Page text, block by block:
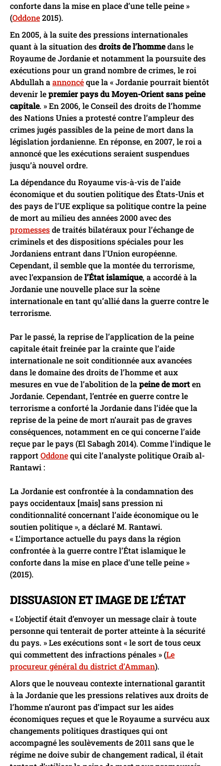
conforte dans la mise en place d’une telle peine »
(Oddone2015).
En 2005, à la suite des pressions internationales
quant à la situation desdroits de l’hommedans le
Royaume de Jordanie et notamment la poursuite des
exécutions pour un grand nombre de crimes, le roi
Abdullah aannoncéque la « Jordanie pourrait bientôt
devenir lepremier pays du Moyen-Orient sans peine
capitale. » En 2006, le Conseil des droits de l’homme
des Nations Unies a protesté contre l’ampleur des
crimes jugés passibles de la peine de mort dans la
législation jordanienne. En réponse, en 2007, le roi a
annoncé que les exécutions seraient suspendues
jusqu’à nouvel ordre.
La dépendance du Royaume vis-à-vis de l’aide
économique et du soutien politique des États-Unis et
des pays de l’UE explique sa politique contre la peine
de mort au milieu des années 2000 avec des
promessesde traités bilatéraux pour l’échange de
criminels et des dispositions spéciales pour les
Jordaniens entrant dans l’Union européenne.
Cependant, il semble que la montée du terrorisme,
avec l’expansion del’État islamique, a accordé à la
Jordanie une nouvelle place sur la scène
internationale en tant qu’allié dans la guerre contre le
terrorisme.
Par le passé, la reprise de l’application de la peine
capitale était freinée par la crainte que l’aide
internationale ne soit conditionnée aux avancées
dans le domaine des droits de l’homme et aux
mesures en vue de l’abolition de lapeine de morten
Jordanie. Cependant, l’entrée en guerre contre le
terrorisme a conforté la Jordanie dans l’idée que la
reprise de la peine de mort n’aurait pas de graves
conséquences, notamment en ce qui concerne l’aide
reçue par le pays (El Sabagh 2014). Comme l’indique le
rapportOddonequi cite l’analyste politique Oraib al-
Rantawi :
La Jordanie est confrontée à la condamnation des
pays occidentaux [mais] sans pression ni
conditionnalité concernant l’aide économique ou le
soutien politique », a déclaré M. Rantawi.
« L’importance actuelle du pays dans la région
confrontée à la guerre contre l’État islamique le
conforte dans la mise en place d’une telle peine »
(2015).
DISSUASION ET IMAGE DE L’ÉTAT
« L’objectif était d’envoyer un message clair à toute
personne qui tenterait de porter atteinte à la sécurité
du pays. » Les exécutions sont « le sort de tous ceux
qui commettent des infractions pénales » (Le
procureur général du district d’Amman).
Alors que le nouveau contexte international garantit
à la Jordanie que les pressions relatives aux droits de
l’homme n’auront pas d’impact sur les aides
économiques reçues et que le Royaume a survécu aux
changements politiques drastiques qui ont
accompagné les soulèvements de 2011 sans que le
régime ne doive subir de changement radical, il était